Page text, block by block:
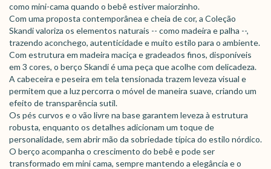
como mini-cama quando o bebê estiver maiorzinho.
Com uma proposta contemporânea e cheia de cor, a Coleção
Skandi valoriza os elementos naturais -- como madeira e palha --,
trazendo aconchego, autenticidade e muito estilo para o ambiente.
Com estrutura em madeira maciça e gradeados finos, disponíveis
em 3 cores, o berço Skandi é uma peça que acolhe com delicadeza.
A cabeceira e peseira em tela tensionada trazem leveza visual e
permitem que a luz percorra o móvel de maneira suave, criando um
efeito de transparência sutil.
Os pés curvos e o vão livre na base garantem leveza à estrutura
robusta, enquanto os detalhes adicionam um toque de
personalidade, sem abrir mão da sobriedade típica do estilo nórdico.
O berço acompanha o crescimento do bebê e pode ser
transformado em mini cama, sempre mantendo a elegância e o